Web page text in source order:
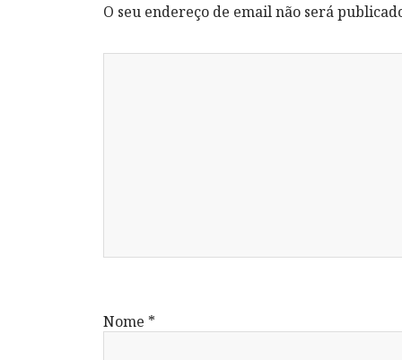
O seu endereço de email não será
Nome *